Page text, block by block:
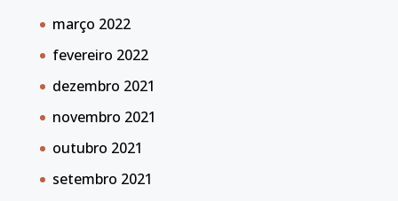
março 2022
fevereiro 2022
dezembro 2021
novembro 2021
outubro 2021
setembro 2021